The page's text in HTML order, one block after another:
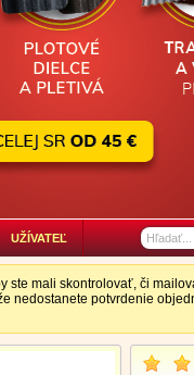
UŽÍVATEĽ
ste mali skontrolovať, či
nedostanete potvrdenie